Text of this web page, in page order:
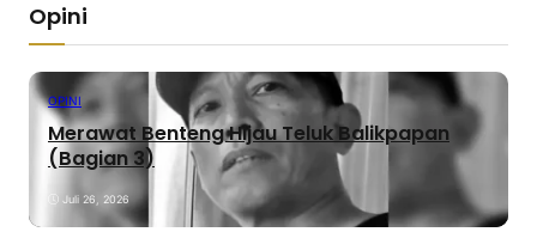
Opini
OPINI
Merawat Benteng Hijau Teluk Balikpapan
(Bagian 3)
Juli 26, 2026